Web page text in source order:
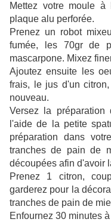
Mettez votre moule
plaque alu perforée.
Prenez un robot
fumée, les 70gr de
mascarpone. Mixez
Ajoutez ensuite les
frais, le jus d'un
nouveau.
Versez la
l'aide de la petite
préparation dans
tranches de pain de
découpées afin d'avoir
Prenez 1 citron,
garderez pour la
tranches de pain de
Enfournez 30 minutes